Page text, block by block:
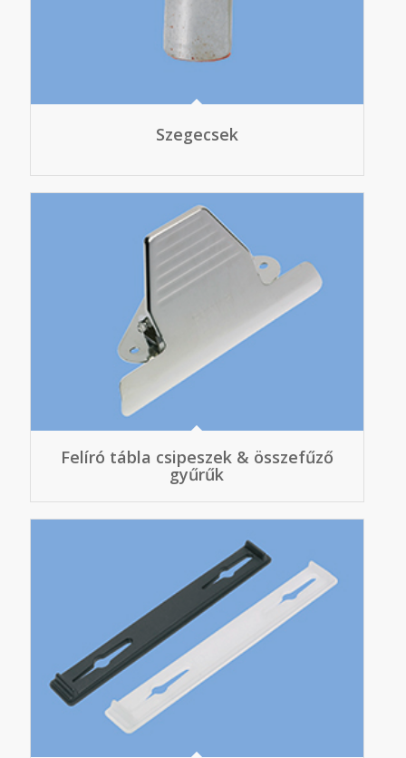
Szegecsek
Felíró tábla csipeszek & összefűző
gyűrűk